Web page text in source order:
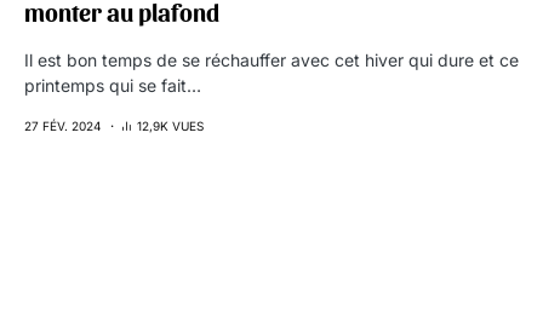
monter au plafond
Il est bon temps de se réchauffer avec cet hiver qui dure et ce
printemps qui se fait…
27 FÉV. 2024 12,9K VUES